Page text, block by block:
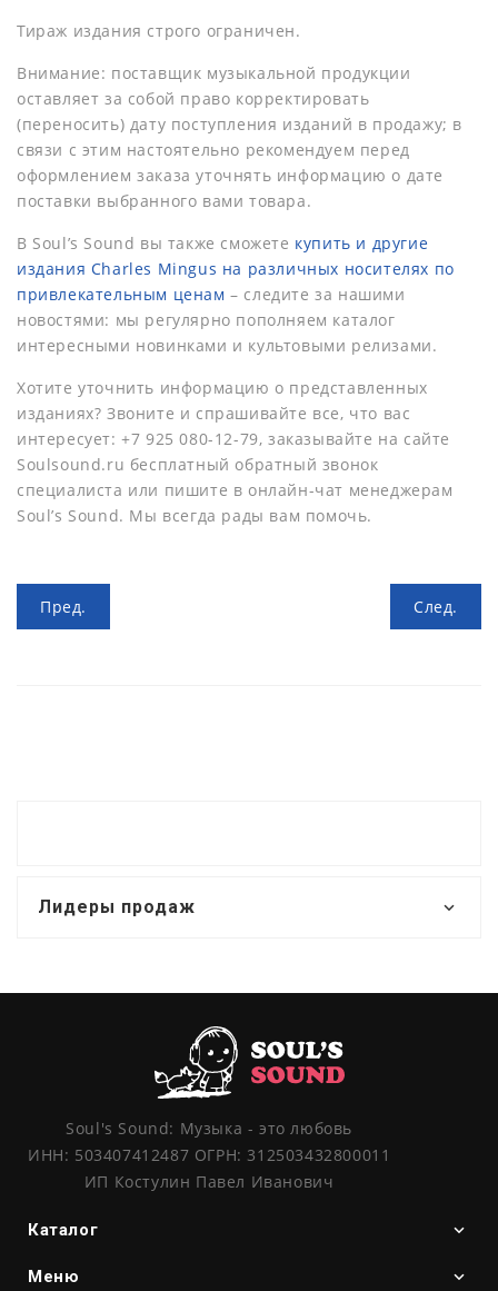
Тираж издания строго ограничен.
Внимание: поставщик музыкальной продукции
оставляет за собой право корректировать
(переносить) дату поступления изданий в продажу; в
связи с этим настоятельно рекомендуем перед
оформлением заказа уточнять информацию о дате
поставки выбранного вами товара.
В Soul’s Sound вы также сможете купить и другие
издания Charles Mingus на различных носителях по
привлекательным ценам – следите за нашими
новостями: мы регулярно пополняем каталог
интересными новинками и культовыми релизами.
Хотите уточнить информацию о представленных
изданиях? Звоните и спрашивайте все, что вас
интересует: +7 925 080-12-79, заказывайте на сайте
Soulsound.ru бесплатный обратный звонок
специалиста или пишите в онлайн-чат менеджерам
Soul’s Sound. Мы всегда рады вам помочь.
Пред. След.
Лидеры продаж
Soul's Sound: Музыка - это любовь
ИНН: 503407412487 ОГРН: 312503432800011
ИП Костулин Павел Иванович
Каталог
Меню